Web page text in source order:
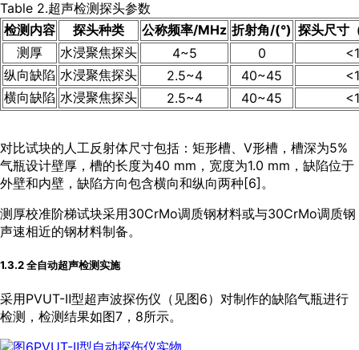
Table 2.超声检测探头参数
检测内容
探头种类 公称频率/MHz 折射角/(°) 探头尺寸
测厚
水浸聚焦探头 4~5 0
纵向缺陷 水浸聚焦探头 2.5~4 40~45
横向缺陷 水浸聚焦探头 2.5~4 40~45
对比试块的人工反射体尺寸包括：矩形槽、V形槽，槽深为5%
气瓶设计壁厚，槽的长度为40 mm，宽度为1.0 mm，缺陷位于
外壁和内壁，缺陷方向包含横向和纵向两种[6]。
测厚校准阶梯试块采用30CrMo调质钢材料或与30CrMo调质钢
声速相近的钢材料制备。
1.3.2 全自动超声检测实施
采用PVUT-Ⅱ型超声波探伤仪（见图6）对制作的缺陷气瓶进行
检测，检测结果如图7 ， 8所示。